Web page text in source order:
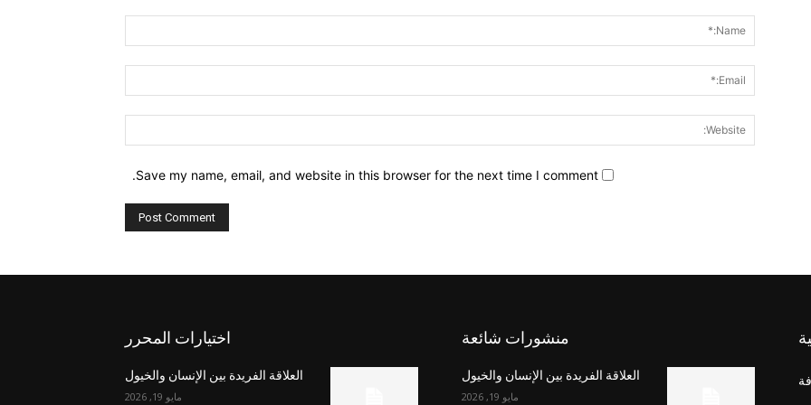
Save my name, email, and website in this browser for the next time I comment.
اختيارات المحرر
العلاقة الفريدة بين الإنسان والخيول
مايو 19, 2026
منشورات شائعة
العلاقة الفريدة بين الإنسان والخيول
مايو 19, 2026